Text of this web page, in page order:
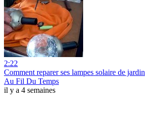
2:22
Comment reparer ses lampes solaire de jardin
Au Fil Du Temps
il y a 4 semaines